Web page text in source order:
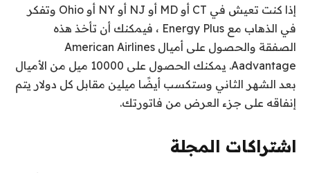
إذا كنت تعيش في CT أو MD أو NJ أو NY أو Ohio وتفكر
في الذهاب مع Energy Plus ، فيمكنك أن تأخذ هذه
الصفقة والحصول على أميال American Airlines
Aadvantage. يمكنك الحصول على 10000 ميل من الأميال
بعد الشهر الثاني وستكسب أيضًا ميلين مقابل كل دولار يتم
إنفاقه على جزء العرض من فاتورتك.
اشتراكات المجلة